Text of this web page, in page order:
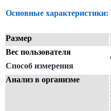
Основные характеристики:
Размер
Вес пользователя
Способ измерения
Анализ в организме